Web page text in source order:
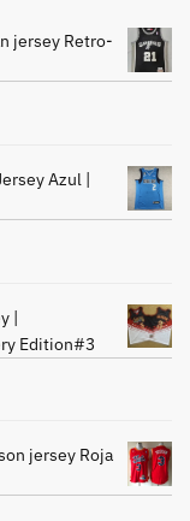
jersey Retro-
Azul |
|
Edition#3
jersey Roja